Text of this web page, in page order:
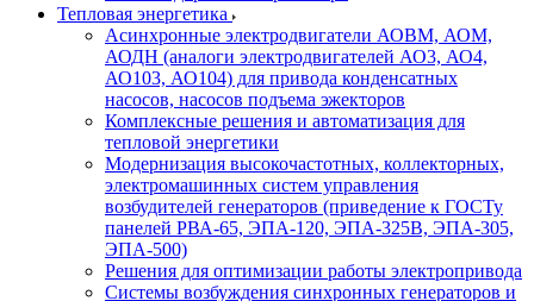
Тепловая энергетика
Асинхронные электродвигатели АОВМ, АОМ,
АОДН (аналоги электродвигателей АО3, АО4,
АО103, АО104) для привода конденсатных
насосов, насосов подъема эжекторов
Комплексные решения и автоматизация для
тепловой энергетики
Модернизация высокочастотных, коллекторных,
электромашинных систем управления
возбудителей генераторов (приведение к ГОСТу
панелей РВА-65, ЭПА-120, ЭПА-325В, ЭПА-305,
ЭПА-500)
Решения для оптимизации работы электропривода
Системы возбуждения синхронных генераторов и